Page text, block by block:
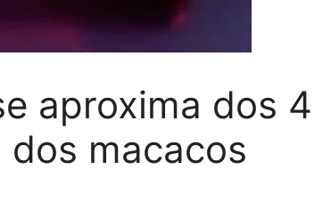
aproxima dos 4
macacos